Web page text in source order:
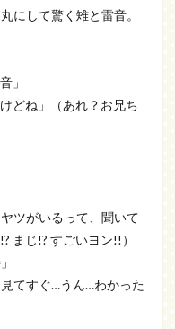
にして驚く雉と雷音。
」
どね」（あれ？お兄ち
ツがいるって、聞いて
まじ!? すごいヨン!!）
てすぐ…うん…わかった